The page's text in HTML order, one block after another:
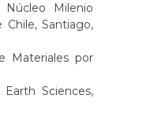
Núcleo Milenio
Chile, Santiago,
Materiales por
Sciences,